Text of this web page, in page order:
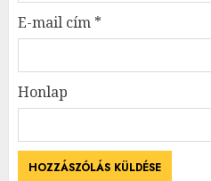
E-mail cím *
Honlap